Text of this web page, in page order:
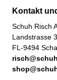
Kontakt
Schuh Risch
Landstrasse
FL-9494